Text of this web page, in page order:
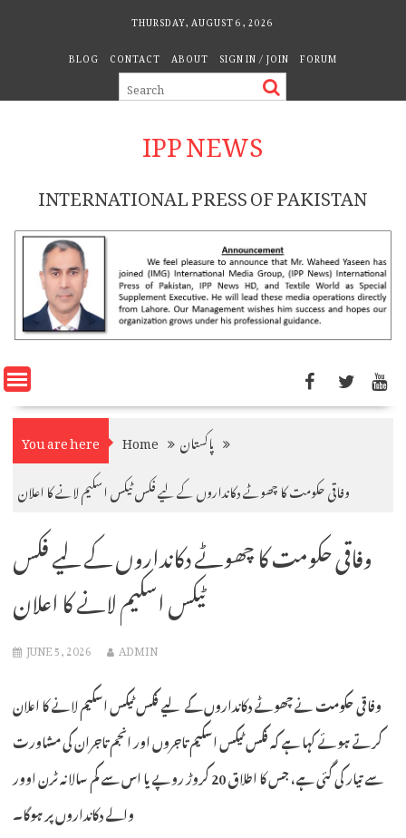
THURSDAY, AUGUST 6, 2026
BLOG CONTACT ABOUT SIGN IN / JOIN FORUM
IPP NEWS
INTERNATIONAL PRESS OF PAKISTAN
You are here Home
پاکستان
وفاقی حکومت کا چھوٹے دکانداروں کے لیے فکس ٹیکس اسکیم لانے کا اعلان
وفاقی حکومت کا چھوٹے دکانداروں کے لیے فکس
ٹیکس اسکیم لانے کا اعلان
JUNE 5, 2026 ADMIN
وفاقی حکومت نے چھوٹے دکانداروں کے لیے فکس ٹیکس اسکیم لانے کا اعلان
کرتے ہوئے کہا ہے کہ فکس ٹیکس اسکیم تاجروں اور انجم تاجران کی مشاورت
سے تیار کی گئی ہے، جس کا اطلاق 20 کروڑ روپے یا اس سے کم سالانہ ٹرن اوور
والے دکانداروں پر ہوگا۔